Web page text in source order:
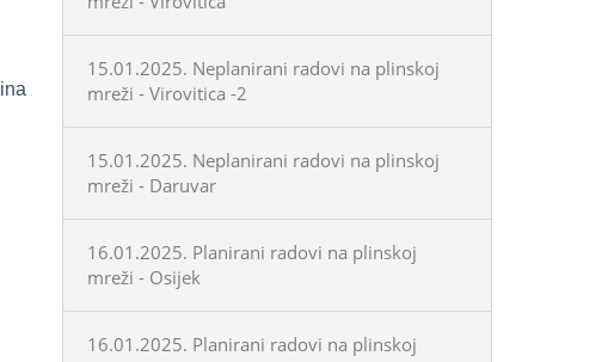
15.01.2025. Neplanirani radovi na plinskoj
mreži - Virovitica -2
15.01.2025. Neplanirani radovi na plinskoj
mreži - Daruvar
16.01.2025. Planirani radovi na plinskoj
mreži - Osijek
16.01.2025. Planirani radovi na plinskoj